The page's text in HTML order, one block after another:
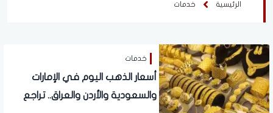
الرئيسية خدمات
خدمات
أسعار الذهب اليوم في الإمارات
والسعودية والأردن والعراق.. تراجع